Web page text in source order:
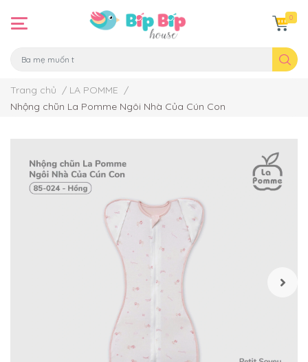
0
Trang chủ / LA POMME /
Nhộng chũn La Pomme Ngôi Nhà Của Cún Con